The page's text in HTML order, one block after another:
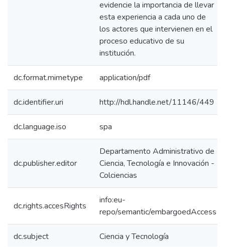
evidencie la importancia de llevar
esta experiencia a cada uno de
los actores que intervienen en el
proceso educativo de su
institución.
dc.format.mimetype application/pdf
dc.identifier.uri http://hdl.handle.net/11146/449
dc.language.iso spa
dc.publisher.editor
Departamento Administrativo de
Ciencia, Tecnología e Innovación -
Colciencias
dc.rights.accesRights
info:eu-
repo/semantic/embargoedAccess
dc.subject Ciencia y Tecnología